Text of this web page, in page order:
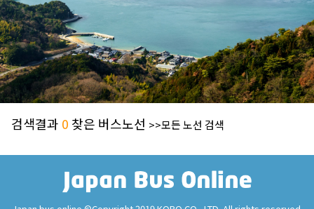
검색결과 0 찾은 버스노선 >>모든 노선 검색